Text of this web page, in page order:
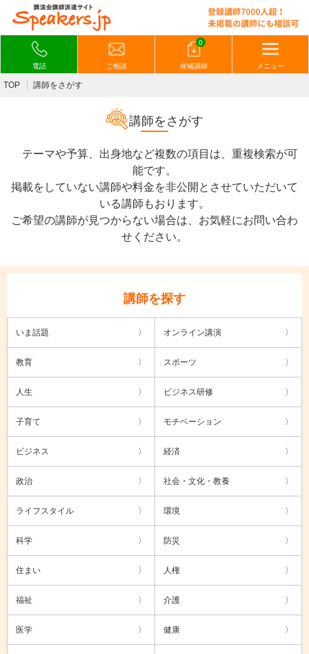
電話 ご相談
0
候補講師 メニュー
TOP 講師をさがす
講師をさがす
テーマや予算、出身地など複数の項目は、重複検索が可
能です。
掲載をしていない講師や料金を非公開とさせていただいて
いる講師もおります。
ご希望の講師が見つからない場合は、お気軽にお問い合わ
せください。
講師を探す
いま話題 オンライン講演
教育 スポーツ
人生 ビジネス研修
子育て モチベーション
ビジネス 経済
政治 社会・文化・教養
ライフスタイル 環境
科学 防災
住まい 人権
福祉 介護
医学 健康